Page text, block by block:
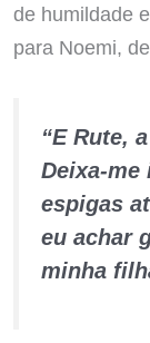
de humildade
para Noemi,
“E Rute,
Deixa-me
espigas
eu achar
minha